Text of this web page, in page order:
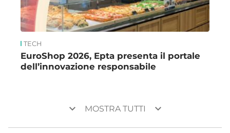
TECH
EuroShop 2026, Epta presenta il portale
dell’innovazione responsabile
keyboard_arrow_down MOSTRA TUTTI keyboard_arrow_down